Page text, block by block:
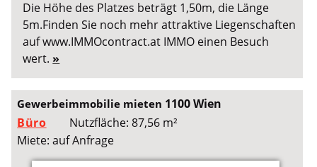
Die Höhe des Platzes beträgt 1,50m, die Länge
5m.Finden Sie noch mehr attraktive Liegenschaften
auf www.IMMOcontract.at IMMO einen Besuch
wert. »
Gewerbeimmobilie mieten 1100 Wien
Büro
Nutzfläche: 87,56 m²
Miete: auf Anfrage